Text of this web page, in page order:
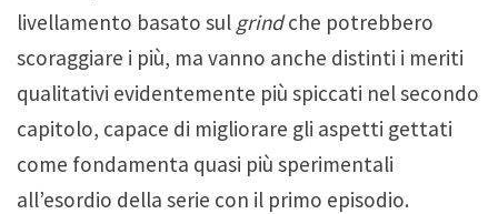
livellamento basato sul grindche potrebbero
scoraggiare i più, ma vanno anche distinti i meriti
qualitativi evidentemente più spiccati nel secondo
capitolo, capace di migliorare gli aspetti gettati
come fondamenta quasi più sperimentali
all’esordio della serie con il primo episodio.